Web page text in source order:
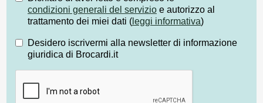
condizioni generali del servizio e autorizzo al
trattamento dei miei dati ( leggi informativa)
Desidero iscrivermi alla newsletter di informazione
giuridica di Brocardi.it